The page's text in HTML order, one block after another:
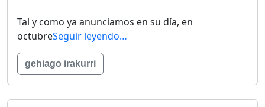
Tal y como ya anunciamos en su día, en
octubreSeguir leyendo…
gehiago irakurri